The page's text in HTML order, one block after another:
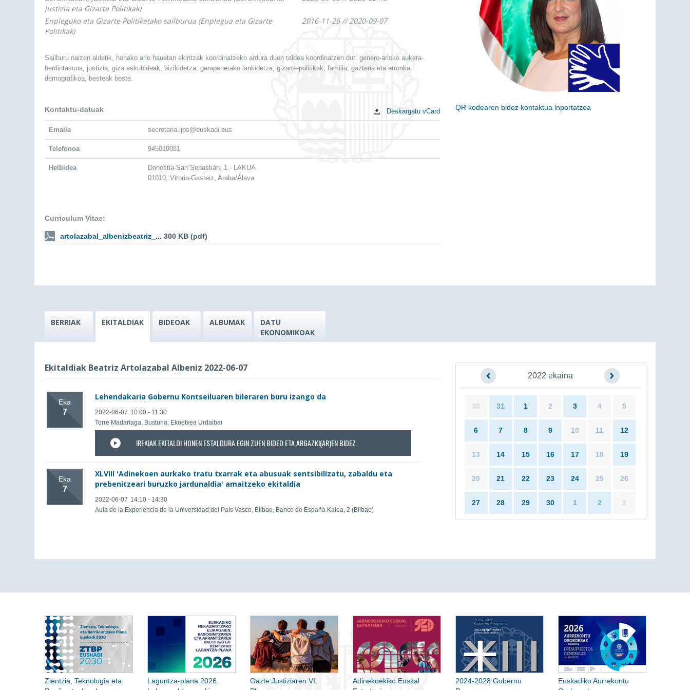
Justizia eta Gizarte Politikak)
Enpleguko eta Gizarte Politiketako sailburua (Enplegua eta Gizarte
Politikak)
2016-11-26 // 2020-09-07
Sailburu naizen aldetik, honako arlo hauetan ekintzak koordinatzeko ardura duen taldea koordinatzen dut: genero-arloko aukera-
berdintasuna, justizia, giza eskubideak, bizikidetza, garapenerako lankidetza, gizarte-politikak, familia, gazteria eta erronka
demografikoa, besteak beste.
Kontaktu-datuak Deskargatu vCard
Emaila secretaria.ijps@euskadi.eus
Telefonoa 945019081
Helbidea
Donostia-San Sebastián, 1 - LAKUA
01010, Vitoria-Gasteiz, Araba/Álava
Curriculum Vitae:
artolazabal_albenizbeatriz_... 300 KB (pdf)
QR kodearen bidez kontaktua inportatzea
BERRIAK EKITALDIAK BIDEOAK ALBUMAK
DATU
EKONOMIKOAK
Ekitaldiak Beatriz Artolazabal Albeniz 2022-06-07
Eka
7
Lehendakaria Gobernu Kontseiluaren bileraren buru izango da
2022-06-07 10:00 - 11:30
Torre Madariaga, Busturia, Ekoetxea Urdaibai
IREKIAK EKITALDI HONEN ESTALDURA EGIN ZUEN BIDEO ETA ARGAZKI(AR)EN BIDEZ.
Eka
7
XLVIII 'Adinekoen aurkako tratu txarrak eta abusuak sentsibilizatu, zabaldu eta
prebenitzeari buruzko jardunaldia' amaitzeko ekitaldia
2022-06-07 14:10 - 14:30
Aula de la Experiencia de la Universidad del País Vasco, Bilbao, Banco de España Kalea, 2 (Bilbao)
2022 ekaina
30 31 1 2 3 4 5
6 7 8 9 10 11 12
13 14 15 16 17 18 19
20 21 22 23 24 25 26
27 28 29 30 1 2 3
Zientzia, Teknologia eta
Laguntza-plana 2026.
Gazte Justiziaren VI.
Adinekoekiko Euskal
2024-2028 Gobernu
Euskadiko Aurrekontu